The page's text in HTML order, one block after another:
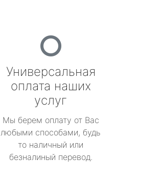
Универсальная
оплата наших
услуг
Мы берем оплату от Вас
любыми способами, будь
то наличный или
безналиный перевод.